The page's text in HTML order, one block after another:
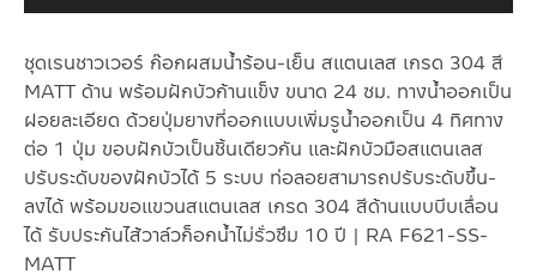
ชุดเรนชาวเวอร์ ก๊อกผสมน้ำร้อน-เย็น สแตนเลส เกรด 304 สี
MATT ด้าน พร้อมฝักบัวก้านแข็ง ขนาด 24 ซม. ทางน้ำออกเป็น
ฝอยละเอียด ด้วยปุ่มยางที่ออกแบบเพิ่มรูน้ำออกเป็น 4 ทิศทาง
ต่อ 1 ปุ่ม ขอบฝักบัวเป็นชิ้นเดียวกัน และฝักบัวมือสแตนเลส
ปรับระดับของฝักบัวได้ 5 ระบบ ท่อลอยสามารถปรับระดับขึ้น-
ลงได้ พร้อมขอแขวนสแตนเลส เกรด 304 สีด้านแบบบีบเลื่อน
ได้ รับประกันไส้วาล์วก็อกน้ำไม่รั่วซึม 10 ปี | RA F621-SS-
MATT